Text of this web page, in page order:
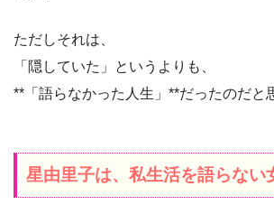
ただしそれは、
「隠していた」というよりも、
**「語らなかった人生」**だったのだと
星由里子は、私生活を語らない